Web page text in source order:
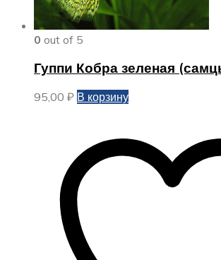
0 out of 5
Гуппи Кобра зеленая
95,00 ₽ В корзину